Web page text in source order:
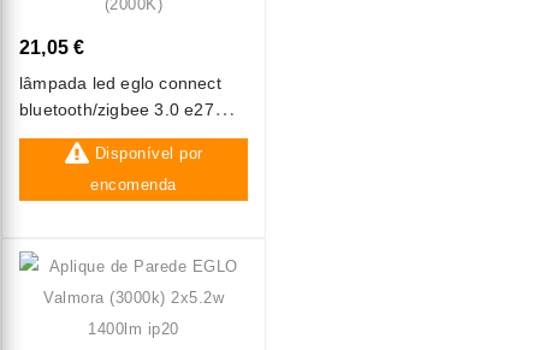
21,05 €
lâmpada led eglo connect
bluetooth/zigbee 3.0 e27
g125 4w luz quente (2000k)
Disponível por
encomenda